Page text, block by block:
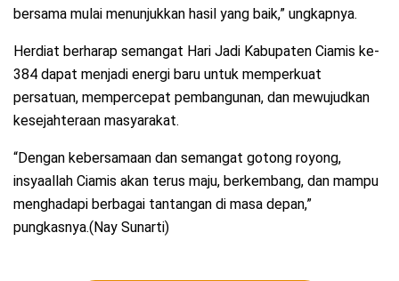
bersama mulai menunjukkan hasil yang baik,” ungkapnya.
Herdiat berharap semangat Hari Jadi Kabupaten Ciamis ke-
384 dapat menjadi energi baru untuk memperkuat
persatuan, mempercepat pembangunan, dan mewujudkan
kesejahteraan masyarakat.
“Dengan kebersamaan dan semangat gotong royong,
insyaallah Ciamis akan terus maju, berkembang, dan mampu
menghadapi berbagai tantangan di masa depan,”
pungkasnya.(Nay Sunarti)